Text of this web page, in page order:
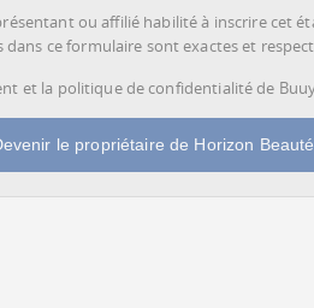
ou affilié habilité à inscrire cet
ce formulaire sont exactes et
et la politique de confidentialité de
le propriétaire de Horizon Beauté